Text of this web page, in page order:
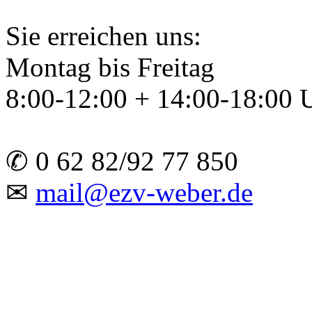
Sie erreichen uns:
Montag bis Freitag
8:00-12:00 + 14:00-18:00
✆ 0 62 82/92 77 850
✉ mail@ezv-weber.de